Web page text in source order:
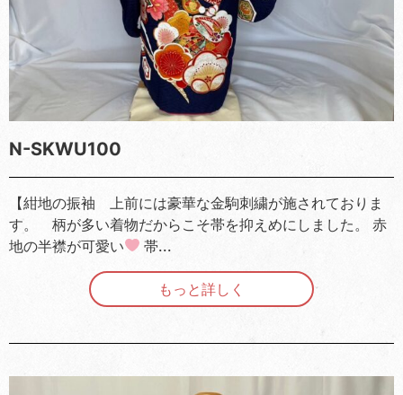
N-SKWU100
【紺地の振袖 上前には豪華な金駒刺繍が施されておりま
す。 柄が多い着物だからこそ帯を抑えめにしました。 赤
地の半襟が可愛い
帯...
もっと詳しく